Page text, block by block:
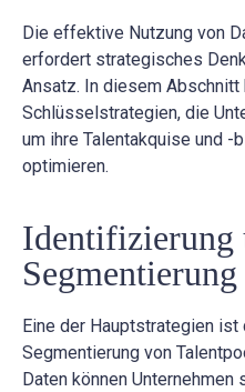
Die effektive Nutzung von
erfordert strategisches
Ansatz. In diesem
Schlüsselstrategien, die
um ihre Talentakquise und -
optimieren.
Identifizierung
Eine der Hauptstrategien
Segmentierung von
Daten können